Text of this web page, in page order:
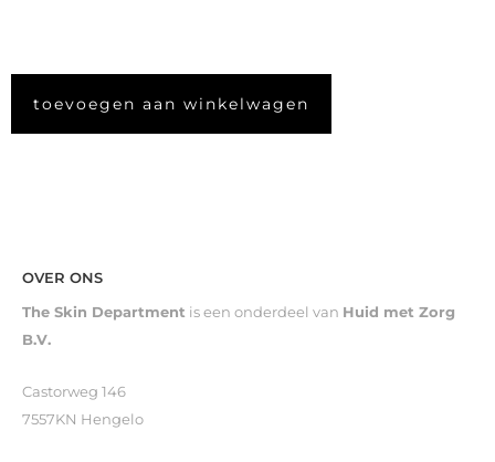
toevoegen aan winkelwagen
OVER ONS
The Skin Department is een onderdeel van Huid met Zorg
B.V.
Castorweg 146
7557KN Hengelo